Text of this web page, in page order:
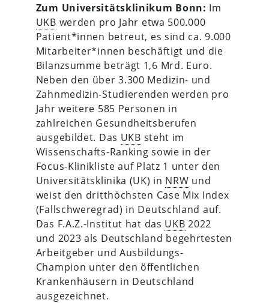
Zum Universitätsklinikum Bonn: Im
UKB werden pro Jahr etwa 500.000
Patient*innen betreut, es sind ca. 9.000
Mitarbeiter*innen beschäftigt und die
Bilanzsumme beträgt 1,6 Mrd. Euro.
Neben den über 3.300 Medizin- und
Zahnmedizin-Studierenden werden pro
Jahr weitere 585 Personen in
zahlreichen Gesundheitsberufen
ausgebildet. Das UKB steht im
Wissenschafts-Ranking sowie in der
Focus-Klinikliste auf Platz 1 unter den
Universitätsklinika (UK) in NRW und
weist den dritthöchsten Case Mix Index
(Fallschweregrad) in Deutschland auf.
Das F.A.Z.-Institut hat das UKB 2022
und 2023 als Deutschland begehrtesten
Arbeitgeber und Ausbildungs-
Champion unter den öffentlichen
Krankenhäusern in Deutschland
ausgezeichnet.